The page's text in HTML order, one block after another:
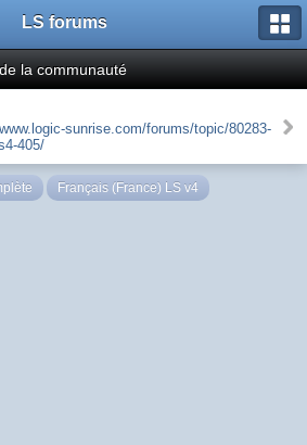
LS forums
la communauté
sunrise.com/forums/topic/80283-
405/
Français (France) LS v4